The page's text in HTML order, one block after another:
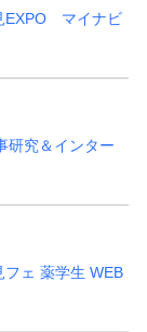
EXPO マイナビ
研究＆インター
ェ 薬学生 WEB